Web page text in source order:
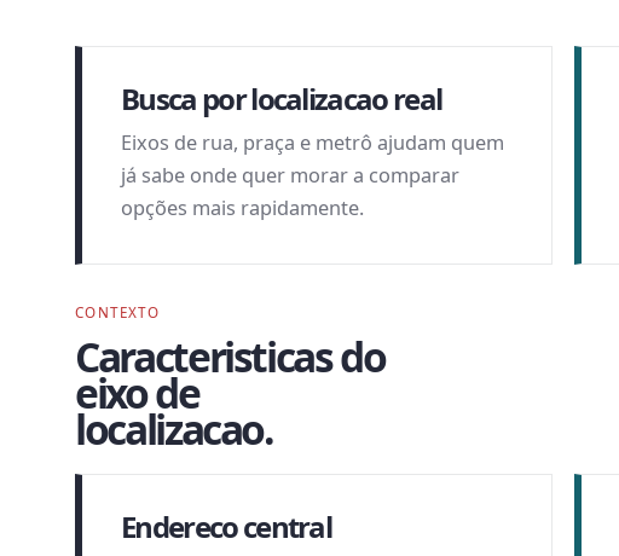
Busca por localizacao real
Eixos de rua, praça e metrô ajudam quem
já sabe onde quer morar a comparar
opções mais rapidamente.
CONTEXTO
Caracteristicas do
eixo de
localizacao.
Endereco central